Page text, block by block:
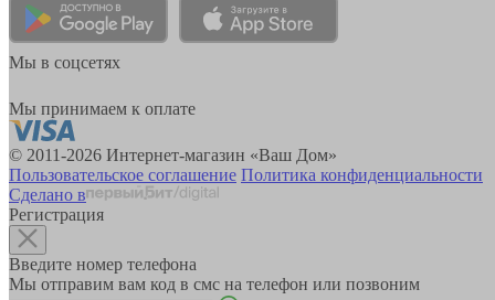
Мы в соцсетях
Мы принимаем к оплате
© 2011-2026 Интернет-магазин «Ваш Дом»
Пользовательское соглашение Политика конфиденциальности
Сделано в
Регистрация
Введите номер телефона
Мы отправим вам код в смс на телефон или позвоним